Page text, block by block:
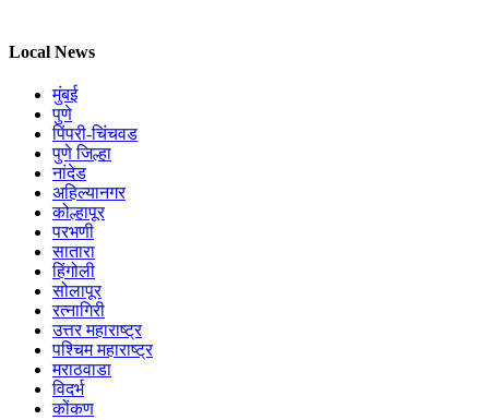
Local News
मुंबई
पुणे
पिंपरी-चिंचवड
पुणे जिल्हा
नांदेड
अहिल्यानगर
कोल्हापूर
परभणी
सातारा
हिंगोली
सोलापूर
रत्नागिरी
उत्तर महाराष्ट्र
पश्चिम महाराष्ट्र
मराठवाडा
विदर्भ
कोंकण